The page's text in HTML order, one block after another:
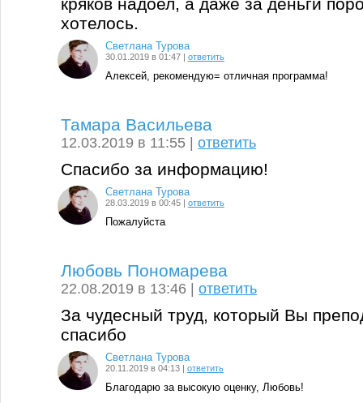
хотелось.
Светлана Турова
30.01.2019 в 01:47 | ответить
Алексей, рекомендую= отличная программа!
Тамара Васильева
12.03.2019 в 11:55 |ответить
Спасибо за информацию!
Светлана Турова
28.03.2019 в 00:45 | ответить
Пожалуйста
Любовь Пономарева
22.08.2019 в 13:46 |ответить
За чудесный труд, который Вы
спасибо
Светлана Турова
20.11.2019 в 04:13 | ответить
Благодарю за высокую оценку, Любовь!